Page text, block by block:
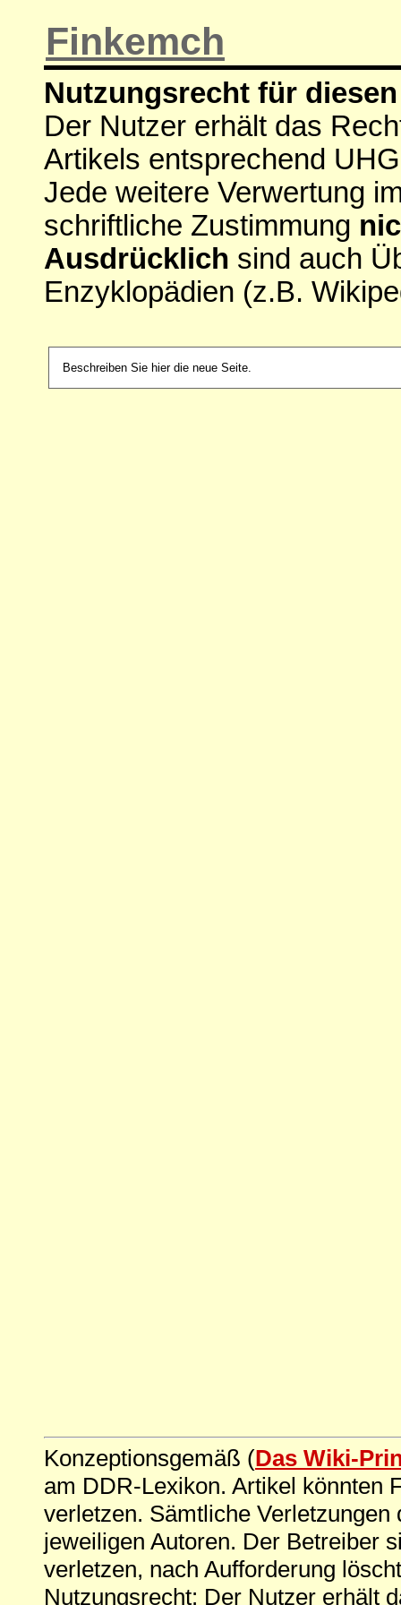
Finkemch
Nutzungsrecht für
Der Nutzer erhält das
Artikels entsprechend
Jede weitere Verwertung
schriftliche Zustimmung
Ausdrücklich sind auch
Enzyklopädien (z.B.
Beschreiben Sie hier die neue Seite.
Konzeptionsgemäß (Das Wiki-
am DDR-Lexikon. Artikel könnten
verletzen. Sämtliche
jeweiligen Autoren. Der Betreiber
verletzen, nach Aufforderung
Nutzungsrecht: Der Nutzer erhält